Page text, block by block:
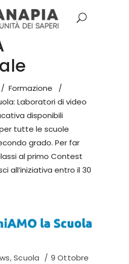
/ Formazione
/
Laboratori di video
disponibili
tutte le scuole
grado. Per far
al primo Contest
all’iniziativa entro il 30
,Scuola
9 Ottobre